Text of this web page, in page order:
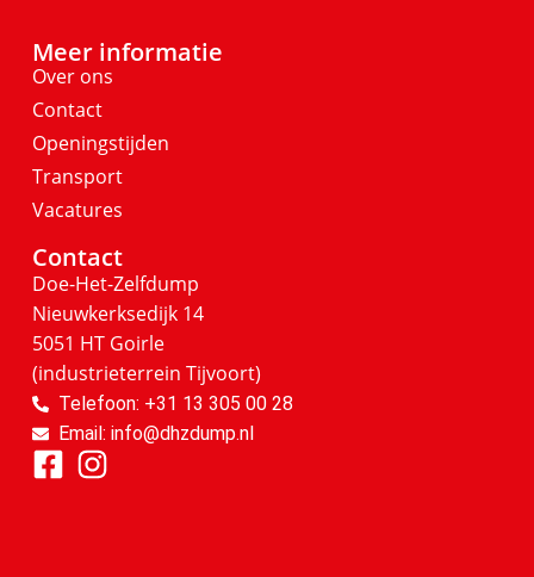
Meer informatie
Over ons
Contact
Openingstijden
Transport
Vacatures
Contact
Doe-Het-Zelfdump
Nieuwkerksedijk 14
5051 HT Goirle
(industrieterrein Tijvoort)
Telefoon: +31 13 305 00 28
Email: info@dhzdump.nl